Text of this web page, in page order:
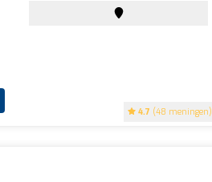
4.7 (48 meningen)